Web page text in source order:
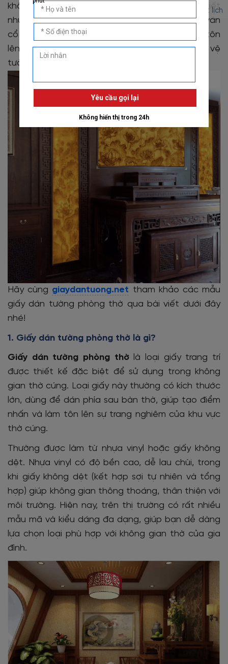
không gian trang trọng, ấm cúng. Với các họa tiết
như vân gỗ, hoa sen, chữ thư pháp hay hoa văn
cổ điển, giấy dán tường phòng thờ không chỉ tôn
lên vẻ đẹp trang nghiêm mà còn giúp bảo vệ
tường và tăng tính thẩm mỹ cho căn phòng.
Hãy cùng giaydantuong.net tham khảo các mẫu
giấy dán tường phòng thờ qua bài viết dưới đây
nhé!
1. Giấy dán tường phòng thờ là gì?
Giấy dán tường phòng thờlà loại giấy trang trí
được thiết kế đặc biệt để sử dụng trong không
gian thờ cúng. Loại giấy này thường có kích thước
lớn, dùng để dán phía sau bàn thờ, giúp tạo điểm
nhấn và làm tôn lên sự trang nghiêm của khu vực
thờ cúng.
Thường được làm từ nhựa vinyl hoặc giấy không
dệt. Nhựa vinyl có độ bền cao, dễ lau chùi, trong
khi giấy không dệt (kết hợp sợi tự nhiên và tổng
hợp) giúp không gian thông thoáng, thân thiện với
môi trường. Hiện nay, trên thị trường có rất nhiều
mẫu mã và kiểu dáng đa dạng, giúp bạn dễ dàng
lựa chọn loại phù hợp với không gian thờ của gia
đình.
Đặt lịch